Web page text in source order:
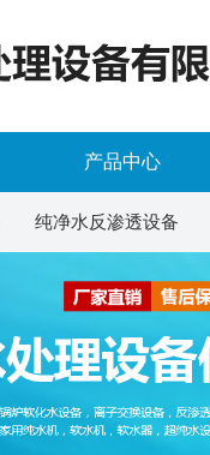
产品中心
纯净水反渗透设备